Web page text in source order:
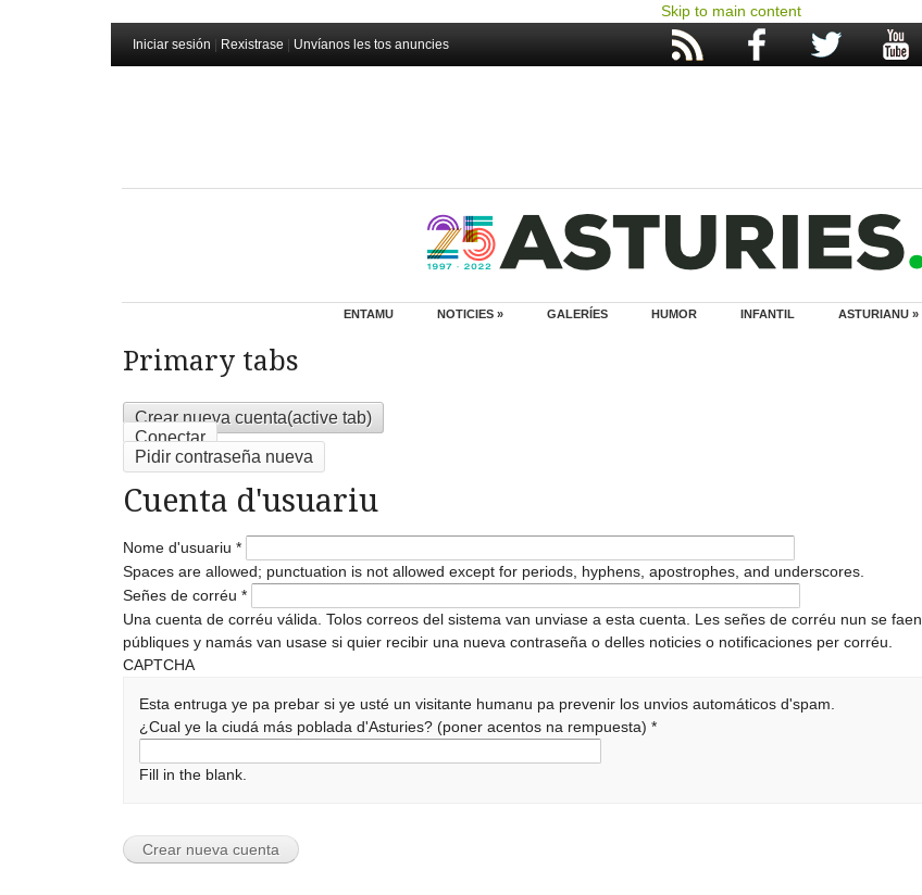
Skip to main content
Iniciar sesión Rexistrase Unvíanos les tos anuncies
ENTAMU NOTICIES » GALERÍES HUMOR INFANTIL ASTURIANU »
Primary tabs
Crear nueva cuenta(active tab)
Conectar
Pidir contraseña nueva
Cuenta d'usuariu
Nome d'usuariu *
Spaces are allowed; punctuation is not allowed except for periods, hyphens, apostrophes, and underscores.
Señes de corréu *
Una cuenta de corréu válida. Tolos correos del sistema van unviase a esta cuenta. Les señes de corréu nun se faen
públiques y namás van usase si quier recibir una nueva contraseña o delles noticies o notificaciones per corréu.
CAPTCHA
Esta entruga ye pa prebar si ye usté un visitante humanu pa prevenir los unvios automáticos d'spam.
¿Cual ye la ciudá más poblada d'Asturies? (poner acentos na rempuesta)*
Fill in the blank.